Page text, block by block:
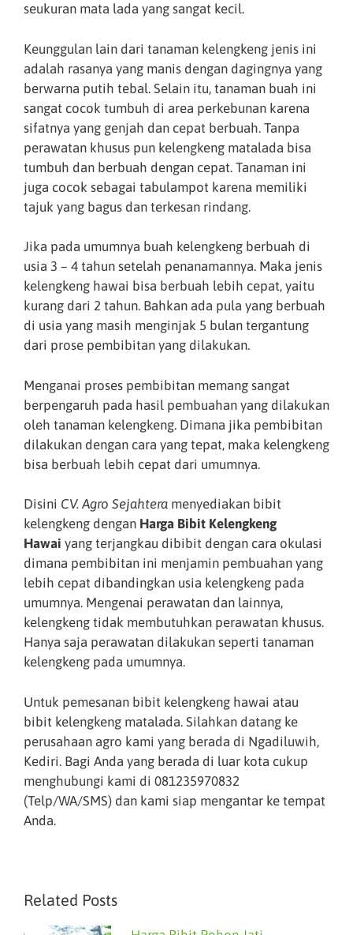
seukuran mata lada yang sangat kecil.
Keunggulan lain dari tanaman kelengkeng jenis ini
adalah rasanya yang manis dengan dagingnya yang
berwarna putih tebal. Selain itu, tanaman buah ini
sangat cocok tumbuh di area perkebunan karena
sifatnya yang genjah dan cepat berbuah. Tanpa
perawatan khusus pun kelengkeng matalada bisa
tumbuh dan berbuah dengan cepat. Tanaman ini
juga cocok sebagai tabulampot karena memiliki
tajuk yang bagus dan terkesan rindang.
Jika pada umumnya buah kelengkeng berbuah di
usia 3 – 4 tahun setelah penanamannya. Maka jenis
kelengkeng hawai bisa berbuah lebih cepat, yaitu
kurang dari 2 tahun. Bahkan ada pula yang berbuah
di usia yang masih menginjak 5 bulan tergantung
dari prose pembibitan yang dilakukan.
Menganai proses pembibitan memang sangat
berpengaruh pada hasil pembuahan yang dilakukan
oleh tanaman kelengkeng. Dimana jika pembibitan
dilakukan dengan cara yang tepat, maka kelengkeng
bisa berbuah lebih cepat dari umumnya.
Disini CV. Agro Sejahtera menyediakan bibit
kelengkeng dengan Harga Bibit Kelengkeng
Hawai yang terjangkau dibibit dengan cara okulasi
dimana pembibitan ini menjamin pembuahan yang
lebih cepat dibandingkan usia kelengkeng pada
umumnya. Mengenai perawatan dan lainnya,
kelengkeng tidak membutuhkan perawatan khusus.
Hanya saja perawatan dilakukan seperti tanaman
kelengkeng pada umumnya.
Untuk pemesanan bibit kelengkeng hawai atau
bibit kelengkeng matalada. Silahkan datang ke
perusahaan agro kami yang berada di Ngadiluwih,
Kediri. Bagi Anda yang berada di luar kota cukup
menghubungi kami di 081235970832
(Telp/WA/SMS) dan kami siap mengantar ke tempat
Anda.
Related Posts